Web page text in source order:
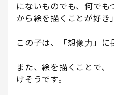
にないものでも、何でも
から絵を描くことが好き
この子は、「想像力」に
また、絵を描くことで
けそうです。